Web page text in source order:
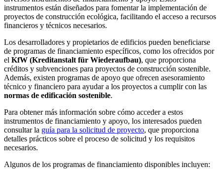
instrumentos están diseñados para fomentar la implementación de
proyectos de construcción ecológica, facilitando el acceso a recursos
financieros y técnicos necesarios.
Los desarrolladores y propietarios de edificios pueden beneficiarse
de programas de financiamiento específicos, como los ofrecidos por
el KfW (Kreditanstalt für Wiederaufbau), que proporciona
créditos y subvenciones para proyectos de construcción sostenible.
Además, existen programas de apoyo que ofrecen asesoramiento
técnico y financiero para ayudar a los proyectos a cumplir con las
normas de edificación sostenible.
Para obtener más información sobre cómo acceder a estos
instrumentos de financiamiento y apoyo, los interesados pueden
consultar la guía para la solicitud de proyecto, que proporciona
detalles prácticos sobre el proceso de solicitud y los requisitos
necesarios.
Algunos de los programas de financiamiento disponibles incluyen: